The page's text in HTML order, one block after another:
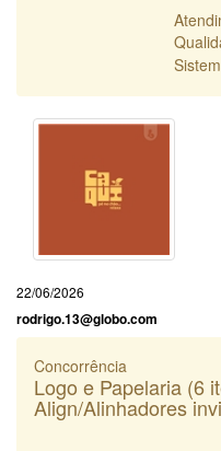
22/06/2026
rodrigo.13@globo.com
Concorrência
Logo e Papelaria (6
Align/Alinhadores